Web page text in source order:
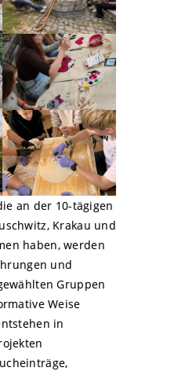
an der 10-tägigen
Krakau und
haben, werden
und
Gruppen
Weise
in